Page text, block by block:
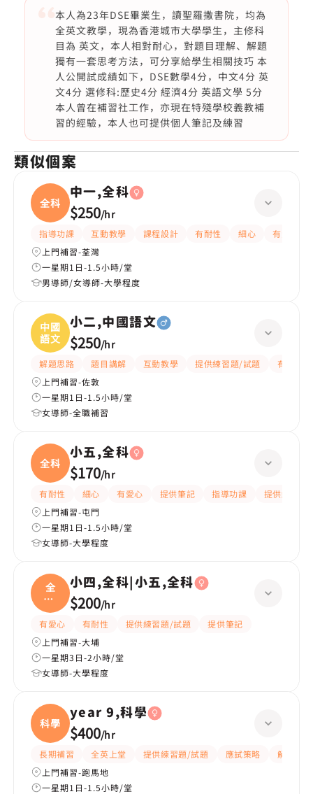
本人為23年DSE畢業生，讀聖羅撒書院，均為
全英文教學，現為香港城市大學學生，主修科
目為 英文，本人相對耐心，對題目理解、解題
獨有一套思考方法，可分享給學生相關技巧 本
人公開試成績如下，DSE數學4分，中文4分 英
文4分 選修科:歷史4分 經濟4分 英語文學 5分
本人曾在補習社工作，亦現在特殘學校義教補
習的經驗，本人也可提供個人筆記及練習
類似個案
全科
中一,全科
$250/hr
指導功課 互動教學 課程設計 有耐性 細心
有愛心
上門補習-荃灣
一星期1日-1.5小時/堂
男導師/女導師-大學程度
中國
語文
小二,中國語文
$250/hr
解題思路 題目講解 互動教學 提供練習題/試題
有愛心
上門補習-佐敦
一星期1日-1.5小時/堂
女導師-全職補習
全科
小五,全科
$170/hr
有耐性 細心 有愛心 提供筆記 指導功課
提供練習題
上門補習-屯門
一星期1日-1.5小時/堂
女導師-大學程度
全
科|
小五
小四,全科|小五,全科
$200/hr
有愛心 有耐性 提供練習題/試題
提供筆記
上門補習-大埔
一星期3日-2小時/堂
女導師-大學程度
科學
year 9,科學
$400/hr
長期補習 全英上堂 提供練習題/試題 應試策略
解題思路
上門補習-跑馬地
一星期1日-1.5小時/堂